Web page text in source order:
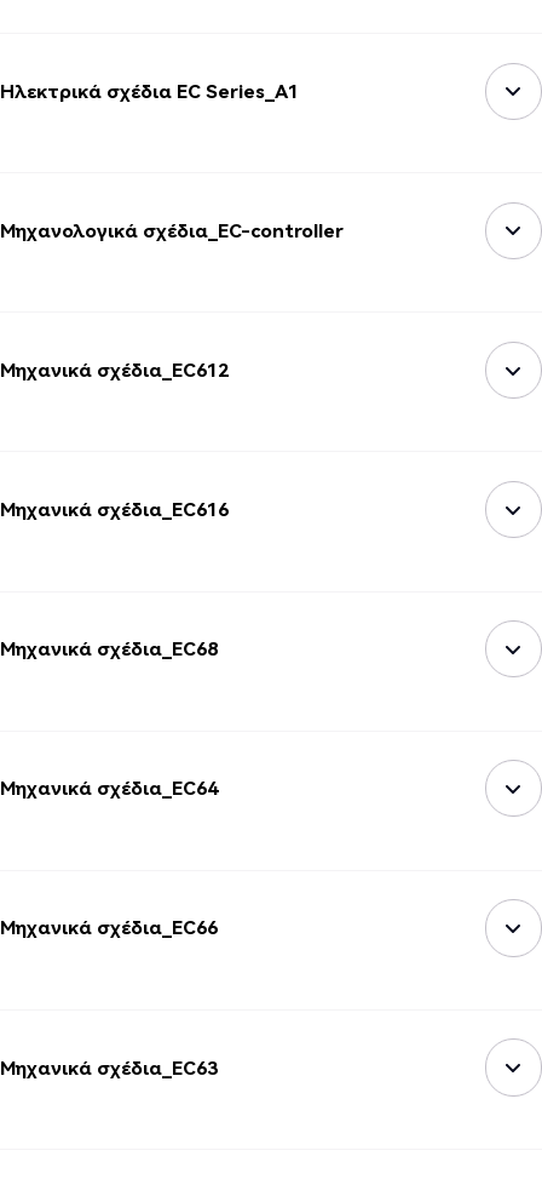
Ηλεκτρικά σχέδια EC Series_A1
Μηχανολογικά σχέδια_EC-controller
Μηχανικά σχέδια_EC612
Μηχανικά σχέδια_EC616
Μηχανικά σχέδια_EC68
Μηχανικά σχέδια_EC64
Μηχανικά σχέδια_EC66
Μηχανικά σχέδια_EC63